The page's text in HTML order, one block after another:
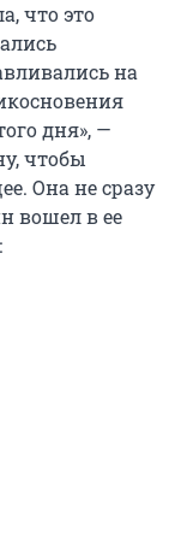
что это
на
дня», —
чтобы
Она не сразу
вошел в ее